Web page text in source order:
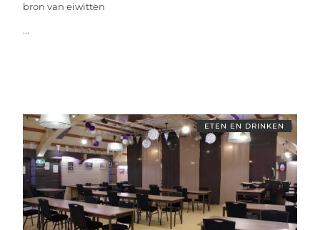
bron van eiwitten
...
ETEN EN DRINKEN